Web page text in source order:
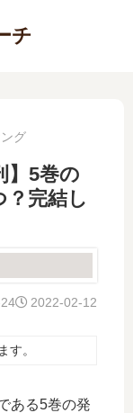
チ
グ
】5巻の
？完結し
2022-02-12
す。
ある5巻の発